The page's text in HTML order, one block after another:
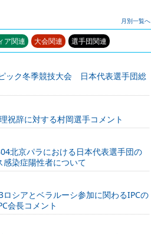
月別一覧へ
ア関連 大会関連 選手団関連
ック冬季競技大会 日本代表選手団総
理祝辞に対する村岡選手コメント
北京パラにおける日本代表選手団の
感染症陽性者について
ロシアとベラルーシ参加に関わるIPCの
会長コメント